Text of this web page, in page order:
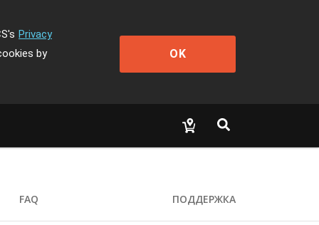
Privacy
by
OK
FAQ ПОДДЕРЖКА